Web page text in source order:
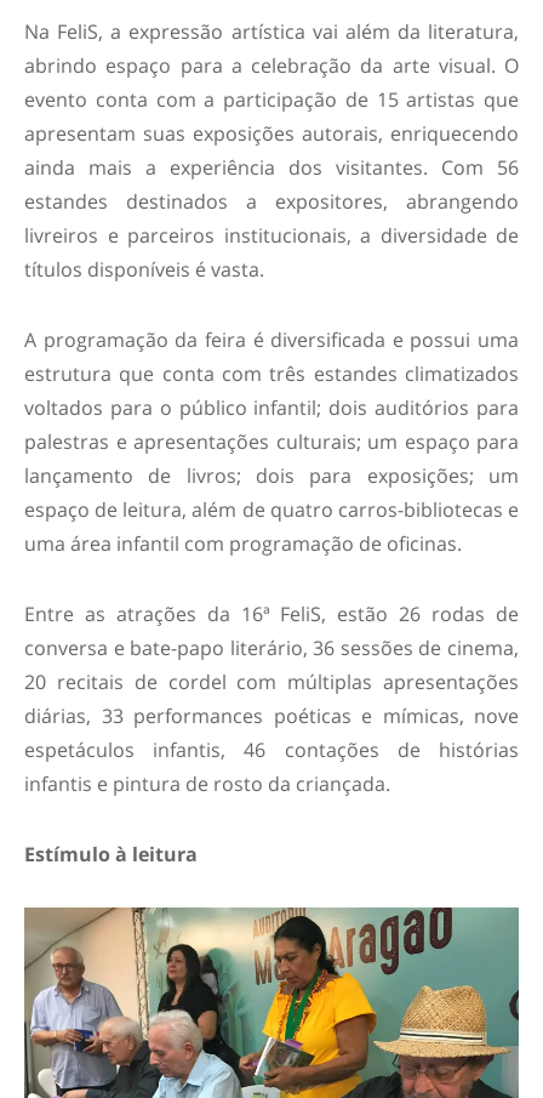
Na FeliS, a expressão artística vai além da literatura,
abrindo espaço para a celebração da arte visual. O
evento conta com a participação de 15 artistas que
apresentam suas exposições autorais, enriquecendo
ainda mais a experiência dos visitantes. Com 56
estandes destinados a expositores, abrangendo
livreiros e parceiros institucionais, a diversidade de
títulos disponíveis é vasta.
A programação da feira é diversificada e possui uma
estrutura que conta com três estandes climatizados
voltados para o público infantil; dois auditórios para
palestras e apresentações culturais; um espaço para
lançamento de livros; dois para exposições; um
espaço de leitura, além de quatro carros-bibliotecas e
uma área infantil com programação de oficinas.
Entre as atrações da 16ª FeliS, estão 26 rodas de
conversa e bate-papo literário, 36 sessões de cinema,
20 recitais de cordel com múltiplas apresentações
diárias, 33 performances poéticas e mímicas, nove
espetáculos infantis, 46 contações de histórias
infantis e pintura de rosto da criançada.
Estímulo à leitura